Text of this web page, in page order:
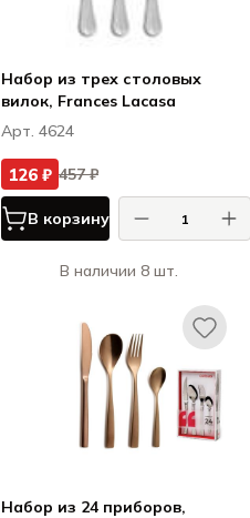
Набор из трех столовых
вилок, Frances Lacasa
Арт. 4624
126 ₽ 457 ₽
В корзину
В наличии 8 шт.
Набор из 24 приборов,